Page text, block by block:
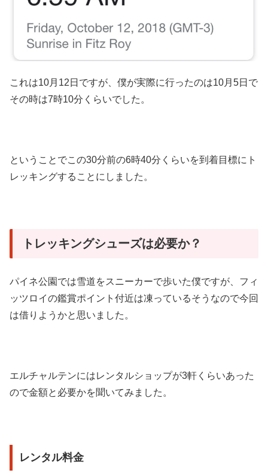
これは10月12日ですが、僕が実際に行ったのは10月5日で
その時は7時10分くらいでした。
ということでこの30分前の6時40分くらいを到着目標にト
レッキングすることにしました。
トレッキングシューズは必要か？
パイネ公園では雪道をスニーカーで歩いた僕ですが、フィ
ッツロイの鑑賞ポイント付近は凍っているそうなので今回
は借りようかと思いました。
エルチャルテンにはレンタルショップが3軒くらいあった
ので金額と必要かを聞いてみました。
レンタル料金